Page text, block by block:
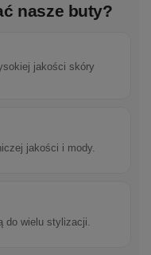
nasze buty?
jakości skóry
jakości i mody.
do wielu stylizacji.